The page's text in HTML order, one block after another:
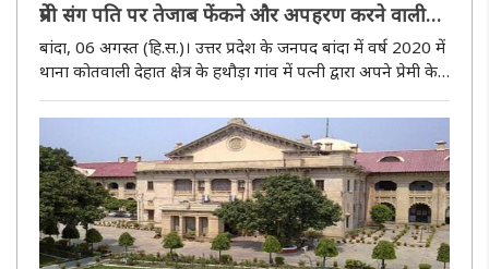
प्रेमी संग पति पर तेजाब फेंकने और अपहरण करने वाली
पत्नी समेत दो दोषियों को सात-सात साल की सजा
बांदा, 06 अगस्त (हि.स.)। उत्तर प्रदेश के जनपद बांदा में वर्ष 2020 में
थाना कोतवाली देहात क्षेत्र के हथौड़ा गांव में पत्नी द्वारा अपने प्रेमी के
साथ मिलकर पति पर तेजाब डालने, मारपीट और अपहरण करने के
बहुचर्चित मामले में न्यायालय ने गुरुवार को दोनों..